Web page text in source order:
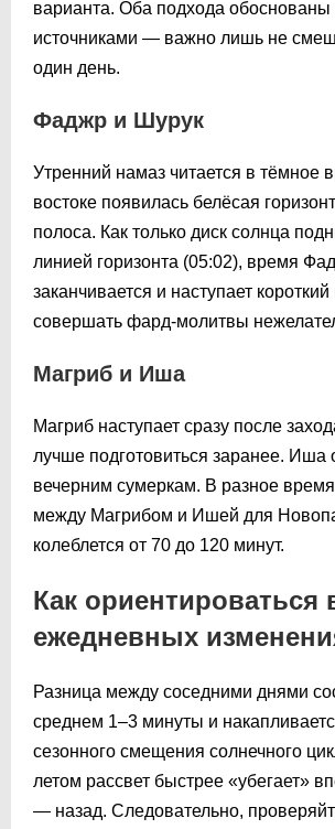
варианта. Оба подхода обоснованы
источниками — важно лишь не
один день.
Фаджр и Шурук
Утренний намаз читается в тёмное
востоке появилась белёсая
полоса. Как только диск солнца
линией горизонта (05:02), время
заканчивается и наступает
совершать фард-молитвы
Магриб и Иша
Магриб наступает сразу после
лучше подготовиться заранее. Иша
вечерним сумеркам. В разное
между Магрибом и Ишей для
колеблется от 70 до 120 минут.
Как ориентироваться
ежедневных
Разница между соседними днями
среднем 1–3 минуты и
сезонного смещения солнечного
летом рассвет быстрее «убегает»
— назад. Следовательно,